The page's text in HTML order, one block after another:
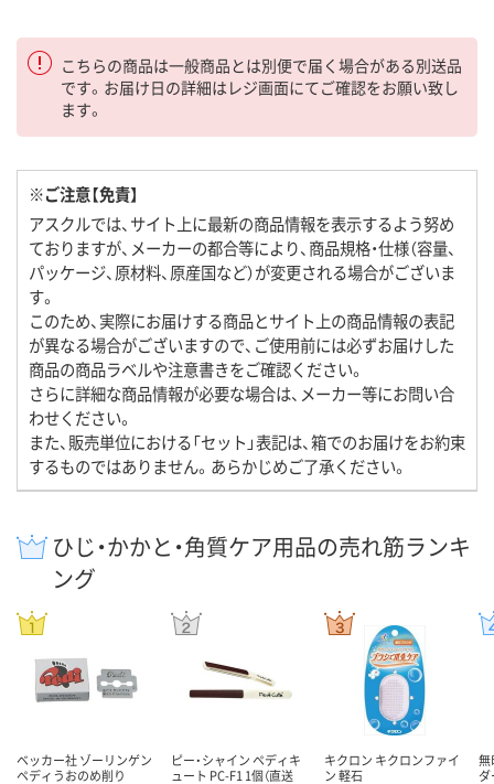
こちらの商品は一般商品とは別便で届く場合がある別送品
です。お届け日の詳細はレジ画面にてご確認をお願い致し
ます。
※ご注意【免責】
アスクルでは、サイト上に最新の商品情報を表示するよう努め
ておりますが、メーカーの都合等により、商品規格・仕様（容量、
パッケージ、原材料、原産国など）が変更される場合がございま
す。
このため、実際にお届けする商品とサイト上の商品情報の表記
が異なる場合がございますので、ご使用前には必ずお届けした
商品の商品ラベルや注意書きをご確認ください。
さらに詳細な商品情報が必要な場合は、メーカー等にお問い合
わせください。
また、販売単位における「セット」表記は、箱でのお届けをお約束
するものではありません。あらかじめご了承ください。
ひじ・かかと・角質ケア用品の売れ筋ランキ
ング
ベッカー社 ゾーリンゲン
ペディうおのめ削り
ピー・シャイン ペディキ
ュート PC-F1 1個（直送
キクロン キクロンファイ
ン 軽石
無